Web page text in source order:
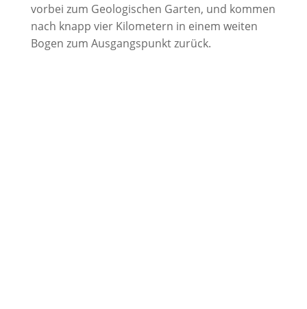
vorbei zum Geologischen Garten, und kommen
nach knapp vier Kilometern in einem weiten
Bogen zum Ausgangspunkt zurück.